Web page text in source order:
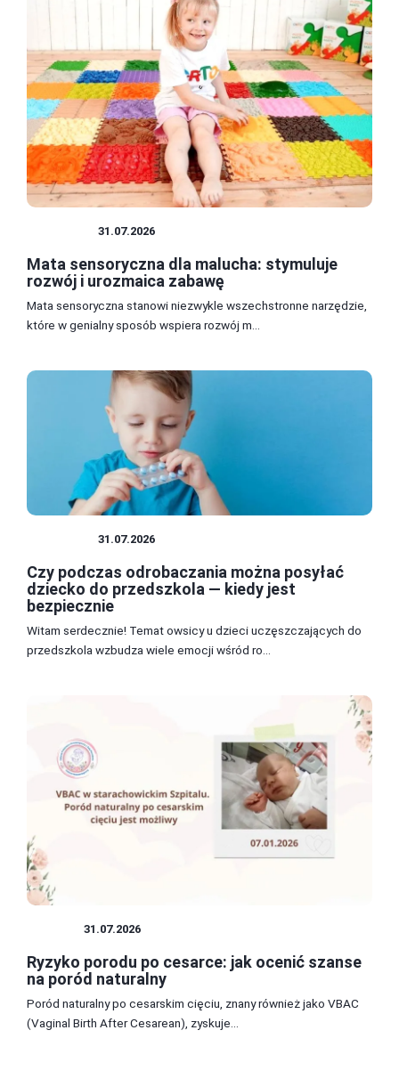
31.07.2026
Mata sensoryczna dla malucha: stymuluje
rozwój i urozmaica zabawę
Mata sensoryczna stanowi niezwykle wszechstronne narzędzie,
które w genialny sposób wspiera rozwój m...
31.07.2026
Czy podczas odrobaczania można posyłać
dziecko do przedszkola — kiedy jest
bezpiecznie
Witam serdecznie! Temat owsicy u dzieci uczęszczających do
przedszkola wzbudza wiele emocji wśród ro...
31.07.2026
Ryzyko porodu po cesarce: jak ocenić szanse
na poród naturalny
Poród naturalny po cesarskim cięciu, znany również jako VBAC
(Vaginal Birth After Cesarean), zyskuje...